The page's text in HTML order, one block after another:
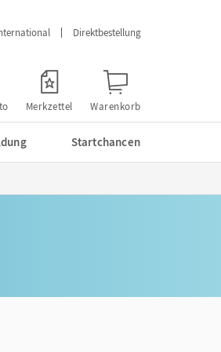
Direktbestellung
Merkzettel Warenkorb
Startchancen